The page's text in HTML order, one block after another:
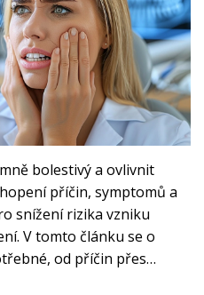
bolestivý a ovlivnit
příčin, symptomů a
snížení rizika vzniku
V tomto článku se o
od příčin přes
léčby a prevence.